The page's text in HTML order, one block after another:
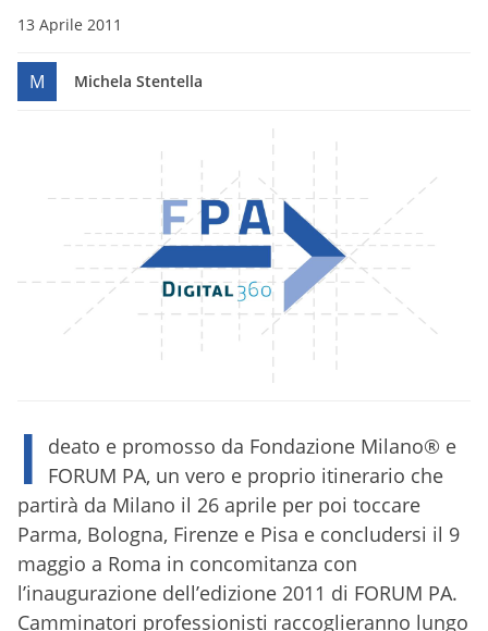
13 Aprile 2011
M Michela Stentella
I
deato e promosso da Fondazione Milano® e
FORUM PA, un vero e proprio itinerario che
partirà da Milano il 26 aprile per poi toccare
Parma, Bologna, Firenze e Pisa e concludersi il 9
maggio a Roma in concomitanza con
l’inaugurazione dell’edizione 2011 di FORUM PA.
Camminatori professionisti raccoglieranno lungo